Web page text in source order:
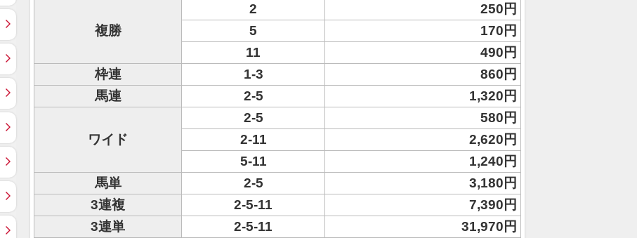
複勝
2
250円
5
170円
11
490円
枠連
1-3
860円
馬連
2-5 1,320円
ワイド
2-5
580円
2-11
2,620円
5-11
1,240円
馬単
2-5
3,180円
3連複
2-5-11
7,390円
3連単
2-5-11 31,970円